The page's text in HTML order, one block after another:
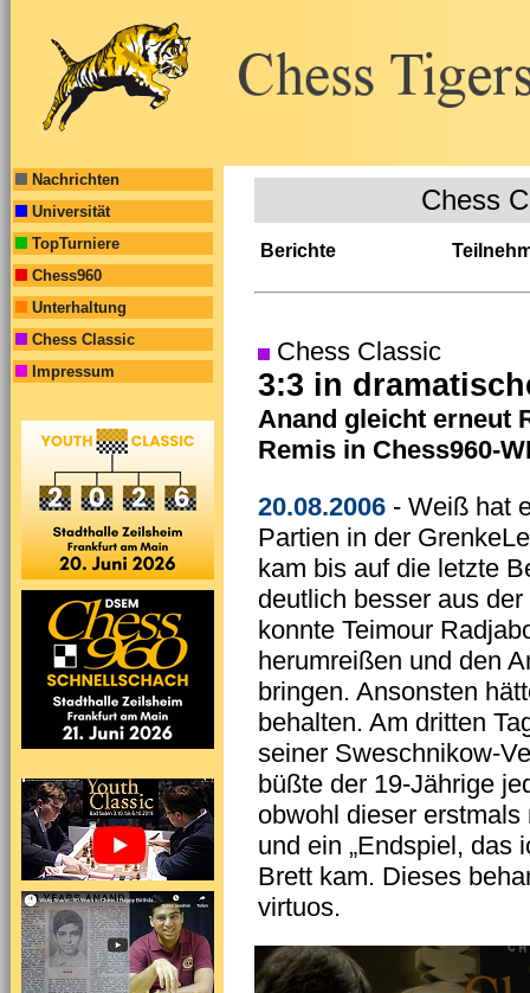
Nachrichten
Universität
TopTurniere
Chess960
Unterhaltung
Chess Classic
Impressum
Chess
Berichte
Chess Classic
3:3 in
Anand gleicht erneut
Remis in Chess960-
20.08.2006 - Weiß hat
Partien in der
kam bis auf die letzte
deutlich besser aus
konnte Teimour
herumreißen und den
bringen. Ansonsten
behalten. Am dritten
seiner Sweschnikow-
büßte der 19-Jährige
obwohl dieser
und ein „Endspiel, das
Brett kam. Dieses
virtuos.